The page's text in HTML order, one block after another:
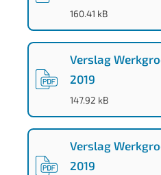
c
f
9
(PDF
-
160.41 kB)
Verslag
2019
(
PDF
-
147.92 kB)
Verslag
2019